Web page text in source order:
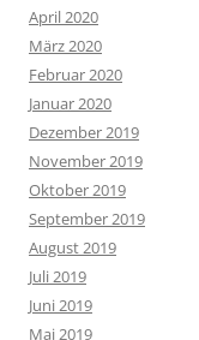
April 2020
März 2020
Februar 2020
Januar 2020
Dezember 2019
November 2019
Oktober 2019
September 2019
August 2019
Juli 2019
Juni 2019
Mai 2019